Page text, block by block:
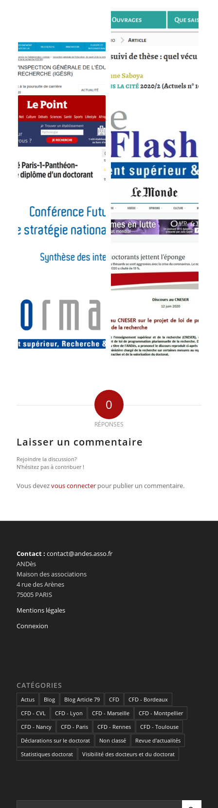
0
RÉPONSES
Laisser un commentaire
Rejoindre la discussion?
N’hésitez pas à contribuer !
Vous devezvous connecterpour publier un commentaire.
Contact : contact@andes.asso.fr
ANDès
Maison des associations
4 rue des Arènes
75005 PARIS
Mentions légales
Connexion
CATÉGORIES
Actus Blog Blog Article 79 CFD
CFD - Bordeaux
CFD - CVL
CFD - Lyon CFD - Marseille
CFD - Montpellier
CFD - Nancy
CFD - Paris CFD - Rennes
CFD - Toulouse
Déclarations sur le doctorat
Non classé
Revue d'actualités
Statistiques doctorat
Visibilité des docteurs et du doctorat